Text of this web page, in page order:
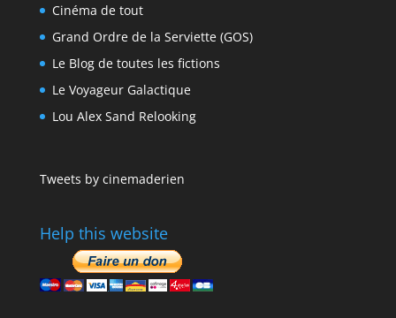
Cinéma de tout
Grand Ordre de la Serviette (GOS)
Le Blog de toutes les fictions
Le Voyageur Galactique
Lou Alex Sand Relooking
Tweets by cinemaderien
Help this website